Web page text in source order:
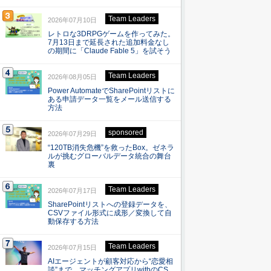
2026年07月10日
Team Leaders
レトロな3DRPGゲームを作ってみた。
7月13日まで延長された追加料金なし
の期間に「Claude Fable 5」を試そう
2026年08月05日
Team Leaders
Power AutomateでSharePointリストに
ある申請データ一覧をメール送信する
方法
2026年07月29日
sponsored
“120TB消失危機”を救ったBox。ゼネラ
ルが挑むグローバルデータ統合の舞台
裏
2026年07月17日
Team Leaders
SharePointリストへの登録データを、
CSVファイル形式に成形／変換して自
動保存する方法
2026年07月15日
Team Leaders
AIエージェントが顧客対応から“恋愛相